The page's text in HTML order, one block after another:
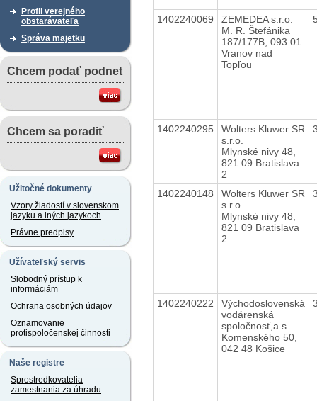
Profil verejného
obstarávateľa
Správa majetku
Chcem podať podnet
Chcem sa poradiť
Užitočné dokumenty
Vzory žiadostí v slovenskom
jazyku a iných jazykoch
Právne predpisy
Užívateľský servis
Slobodný prístup k
informáciám
Ochrana osobných údajov
Oznamovanie
protispoločenskej činnosti
Naše registre
Sprostredkovatelia
zamestnania za úhradu
1402240069
ZEMEDEA s.r.o.
M. R. Štefánika
187/177B, 093 01
Vranov nad
Topľou
1402240295
Wolters Kluwer SR
s.r.o.
Mlynské nivy 48,
821 09 Bratislava
2
1402240148
Wolters Kluwer SR
s.r.o.
Mlynské nivy 48,
821 09 Bratislava
2
1402240222
Východoslovenská
vodárenská
spoločnosť,a.s.
Komenského 50,
042 48 Košice